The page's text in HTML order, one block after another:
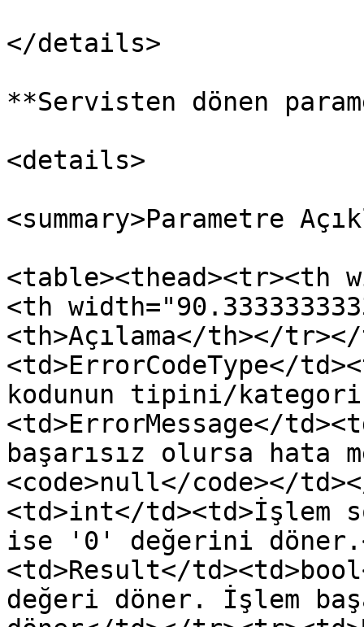
</details>
**Servisten dönen
<details>
<summary>Parametre
<table><thead><tr><th
<th
<th>Açılama</th></
<td>ErrorCodeType</
kodunun tipini/
<td>ErrorMessage</
başarısız olursa hata
<code>null</code></
<td>int</td><td>İşlem
ise '0' değerini
<td>Result</
değeri döner. İşlem